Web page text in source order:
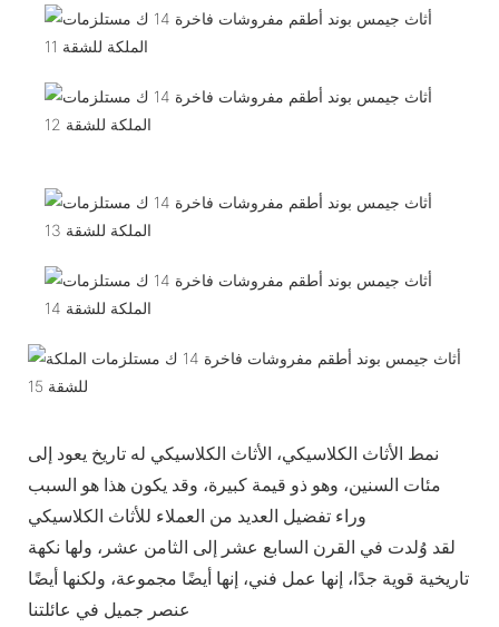
نمط الأثاث الكلاسيكي، الأثاث الكلاسيكي له تاريخ يعود إلى
مئات السنين، وهو ذو قيمة كبيرة، وقد يكون هذا هو السبب
لقد وُلدت في القرن السابع عشر إلى الثامن عشر، ولها نكهة
تاريخية قوية جدًا، إنها عمل فني، إنها أيضًا مجموعة، ولكنها أيضًا